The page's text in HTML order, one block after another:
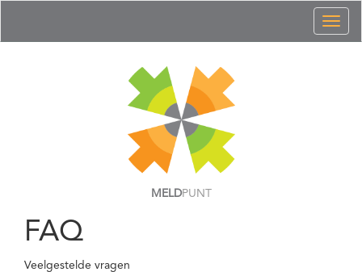
MELDPUNT
FAQ
Veelgestelde vragen